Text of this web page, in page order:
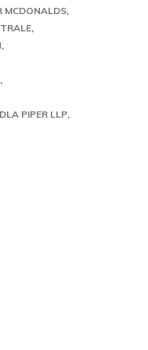
MCDONALDS
PIPER LLP